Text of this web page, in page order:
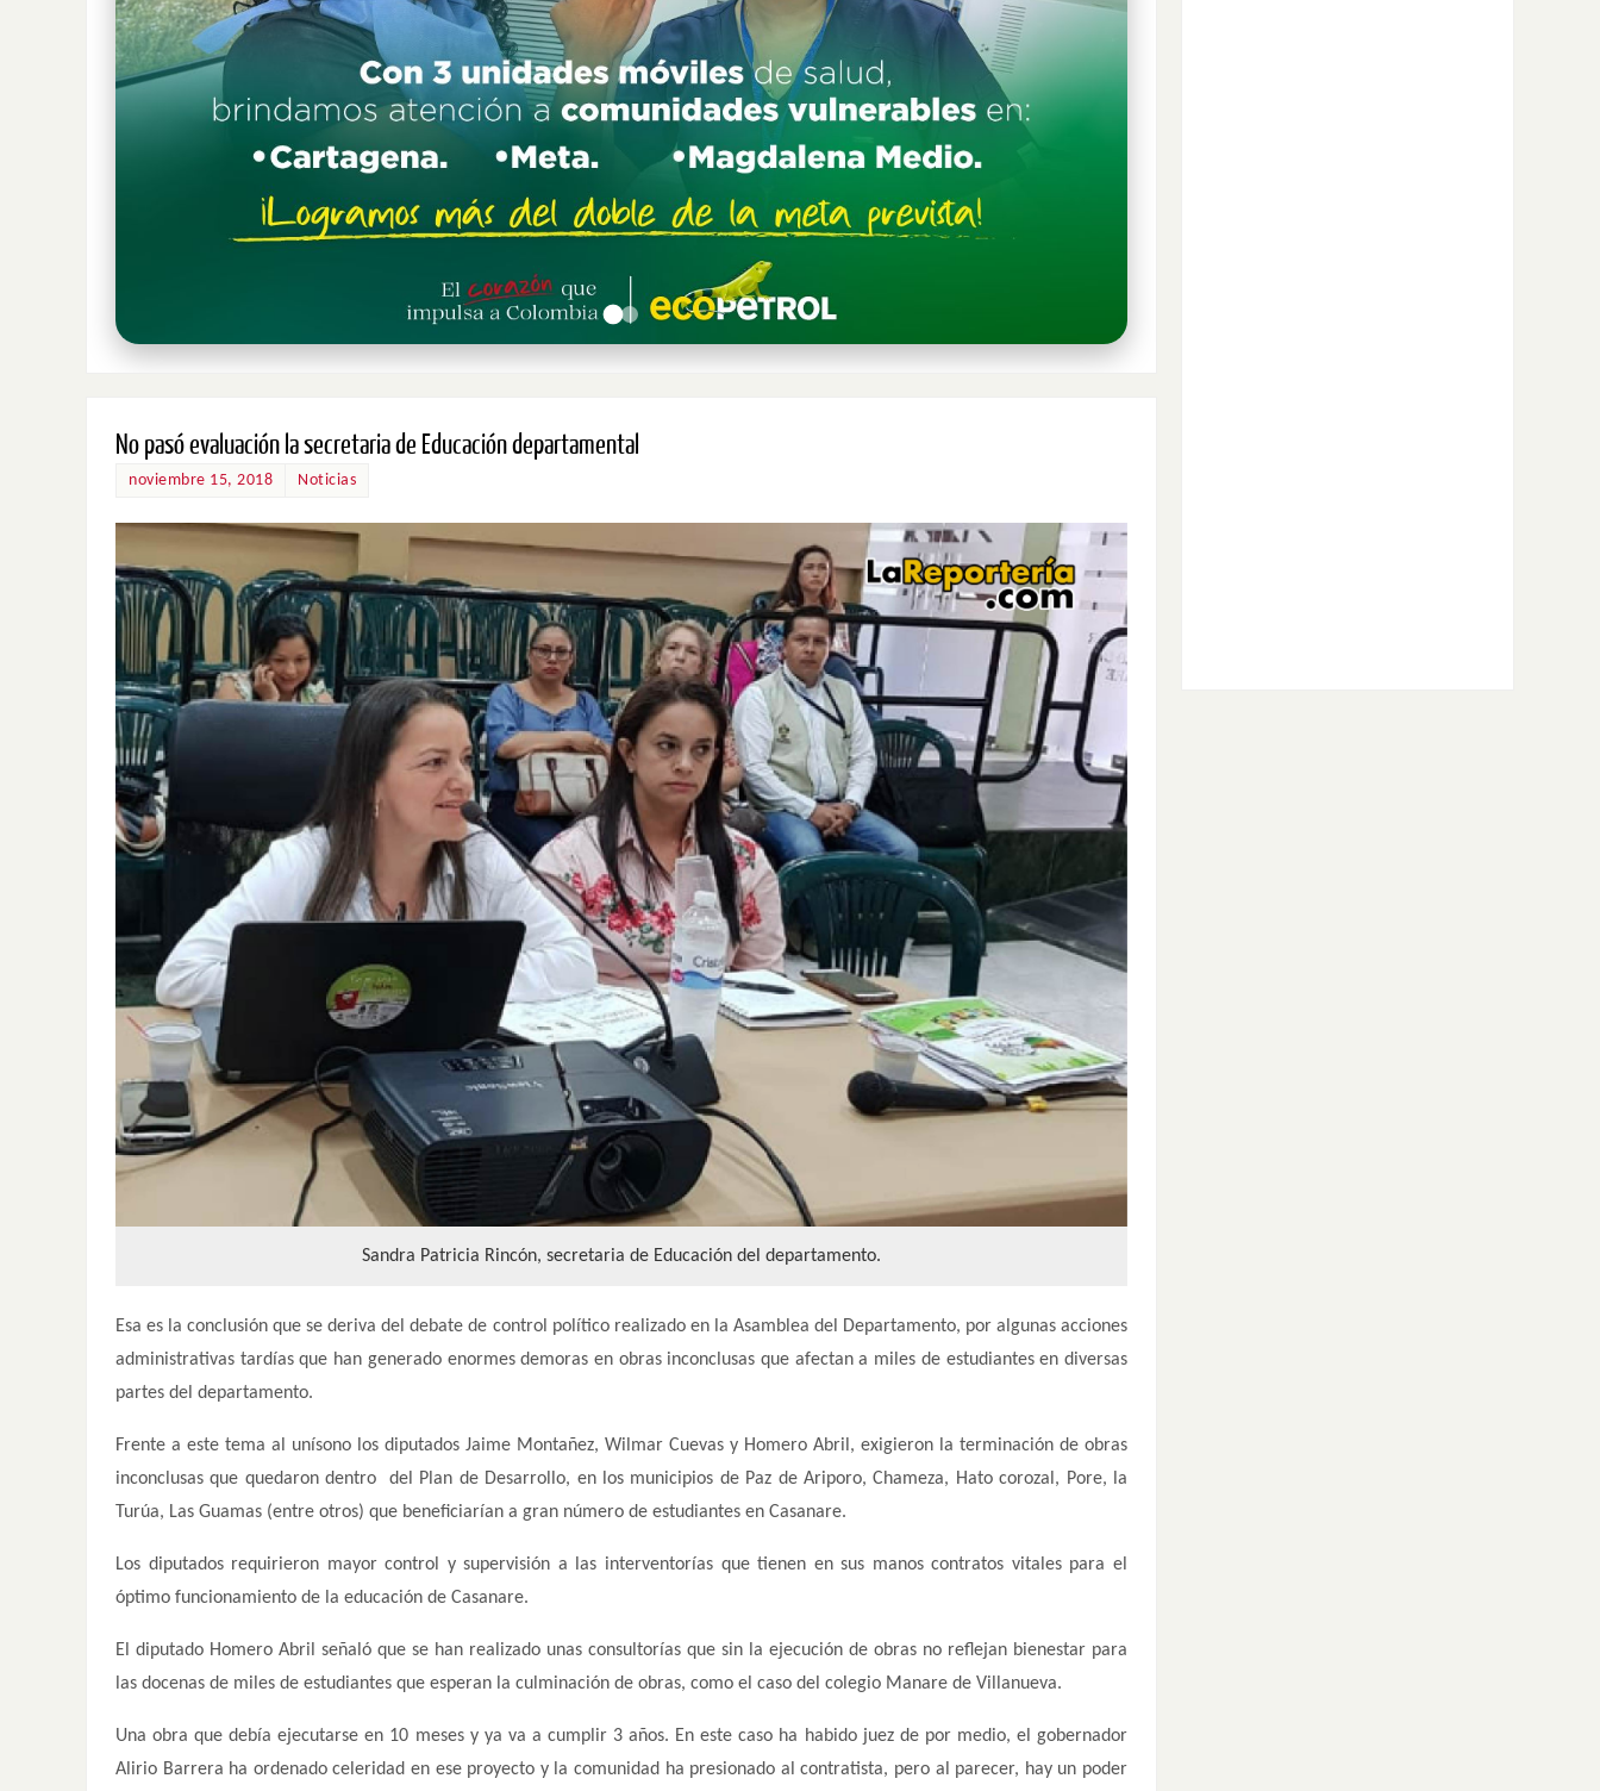
No pasó evaluación la secretaria de Educación departamental
noviembre 15, 2018 Noticias
Sandra Patricia Rincón, secretaria de Educación del departamento.
Esa es la conclusión que se deriva del debate de control político realizado en la Asamblea del Departamento, por algunas acciones
administrativas tardías que han generado enormes demoras en obras inconclusas que afectan a miles de estudiantes en diversas
partes del departamento.
Frente a este tema al unísono los diputados Jaime Montañez, Wilmar Cuevas y Homero Abril, exigieron la terminación de obras
inconclusas que quedaron dentro del Plan de Desarrollo, en los municipios de Paz de Ariporo, Chameza, Hato corozal, Pore, la
Turúa, Las Guamas (entre otros) que beneficiarían a gran número de estudiantes en Casanare.
Los diputados requirieron mayor control y supervisión a las interventorías que tienen en sus manos contratos vitales para el
óptimo funcionamiento de la educación de Casanare.
El diputado Homero Abril señaló que se han realizado unas consultorías que sin la ejecución de obras no reflejan bienestar para
las docenas de miles de estudiantes que esperan la culminación de obras, como el caso del colegio Manare de Villanueva.
Una obra que debía ejecutarse en 10 meses y ya va a cumplir 3 años. En este caso ha habido juez de por medio, el gobernador
Alirio Barrera ha ordenado celeridad en ese proyecto y la comunidad ha presionado al contratista, pero al parecer, hay un poder